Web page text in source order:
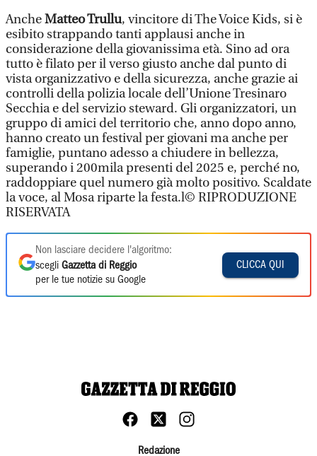
AncheMatteo Trullu, vincitore di The Voice Kids, si è
esibito strappando tanti applausi anche in
considerazione della giovanissima età. Sino ad ora
tutto è filato per il verso giusto anche dal punto di
vista organizzativo e della sicurezza, anche grazie ai
controlli della polizia locale dell’Unione Tresinaro
Secchia e del servizio steward. Gli organizzatori, un
gruppo di amici del territorio che, anno dopo anno,
hanno creato un festival per giovani ma anche per
famiglie, puntano adesso a chiudere in bellezza,
superando i 200mila presenti del 2025 e, perché no,
raddoppiare quel numero già molto positivo. Scaldate
la voce, al Mosa riparte la festa.l© RIPRODUZIONE
RISERVATA
Non lasciare decidere l'algoritmo:
scegli Gazzetta di Reggio
per le tue notizie su Google
CLICCA QUI
Redazione